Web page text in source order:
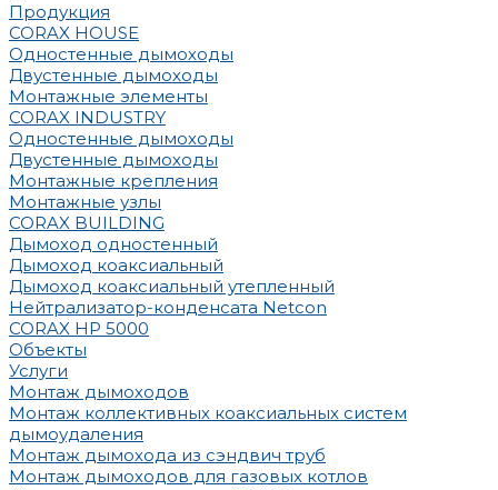
Продукция
CORAX HOUSE
Одностенные дымоходы
Двустенные дымоходы
Монтажные элементы
CORAX INDUSTRY
Одностенные дымоходы
Двустенные дымоходы
Монтажные крепления
Монтажные узлы
CORAX BUILDING
Дымоход одностенный
Дымоход коаксиальный
Дымоход коаксиальный утепленный
Нейтрализатор-конденсата Netcon
CORAX HP 5000
Объекты
Услуги
Монтаж дымоходов
Монтаж коллективных коаксиальных систем
дымоудаления
Монтаж дымохода из сэндвич труб
Монтаж дымоходов для газовых котлов